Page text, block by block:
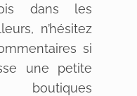
dans les
n’hésitez
si
une petite
boutiques